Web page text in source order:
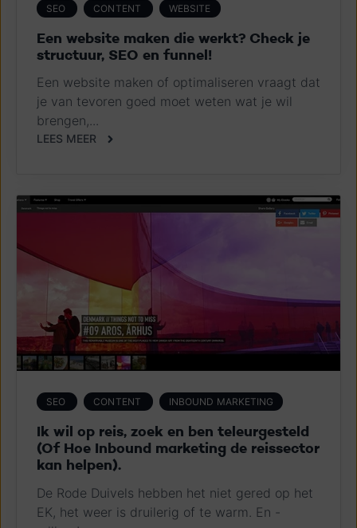
SEO CONTENT WEBSITE
Een website maken die werkt? Check je
structuur, SEO en funnel!
Een website maken of optimaliseren vraagt dat
je van tevoren goed moet weten wat je wil
brengen,...
LEES MEER
SEO CONTENT INBOUND MARKETING
Ik wil op reis, zoek en ben teleurgesteld
(Of Hoe Inbound marketing de reissector
kan helpen).
De Rode Duivels hebben het niet gered op het
EK, het weer is druilerig of te warm. En -